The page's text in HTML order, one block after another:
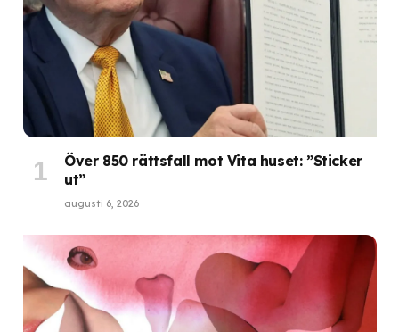
Över 850 rättsfall mot Vita huset: ”Sticker
ut”
augusti 6, 2026